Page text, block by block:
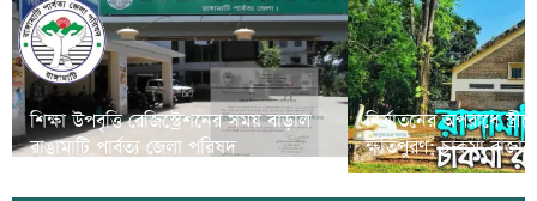
শিক্ষা উপবৃত্তি রেজিস্ট্রেশনের সময় বাড়াল
রাঙামাটি পার্বত্য জেলা পরিষদ
নির্যাতনের অপরাধে
ক্ষতিপুরণ; চাকমা